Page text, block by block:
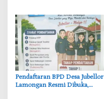
Pendaftaran BPD Desa Jubellor
Lamongan Resmi Dibuka,